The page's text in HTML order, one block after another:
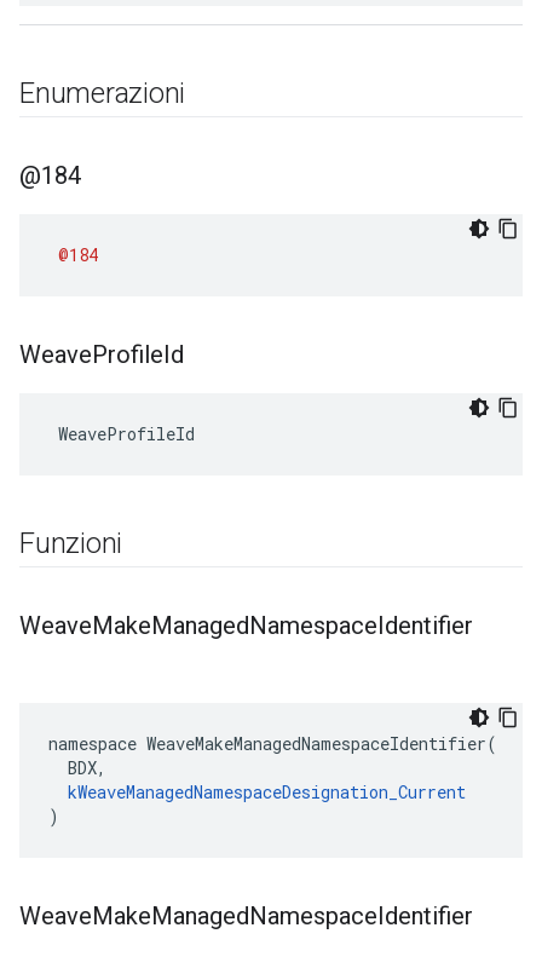
Enumerazioni
@184
@184
WeaveProfileId
WeaveProfileId
Funzioni
WeaveMakeManagedNamespaceIdentifier
namespace WeaveMakeManagedNamespaceIdentifier(
  BDX,
kWeaveManagedNamespaceDesignation_Current
)
WeaveMakeManagedNamespaceIdentifier